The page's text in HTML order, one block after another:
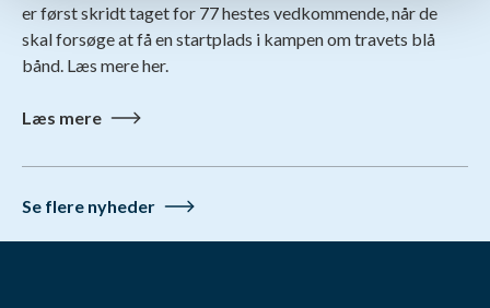
er først skridt taget for 77 hestes vedkommende, når de
skal forsøge at få en startplads i kampen om travets blå
bånd. Læs mere her.
Læs mere
Se flere nyheder